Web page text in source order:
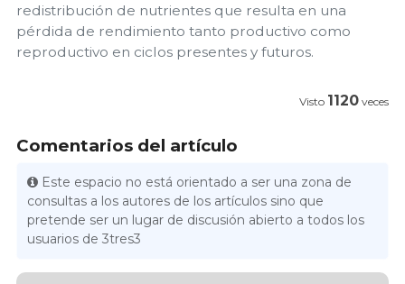
redistribución de nutrientes que resulta en una
pérdida de rendimiento tanto productivo como
reproductivo en ciclos presentes y futuros.
Visto 1120 veces
Comentarios del artículo
Este espacio no está orientado a ser una zona de
consultas a los autores de los artículos sino que
pretende ser un lugar de discusión abierto a todos los
usuarios de 3tres3